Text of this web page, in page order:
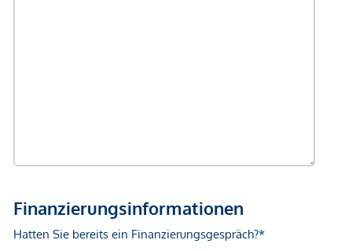
Immobilienunternehmen angeboten. Allfällige aus dem
gegenüber dem anbietenden Immobilienunternehmen
geltend zu machen. Wir weisen Sie darauf hin, dass die
gemachten Angaben und Informationen lediglich